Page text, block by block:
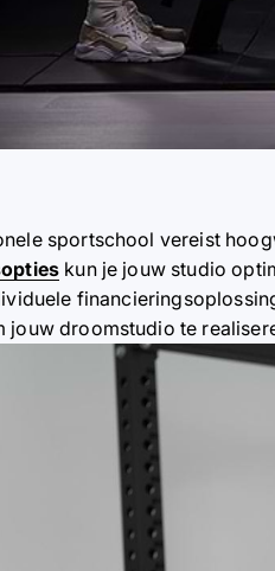
sportschool vereist
kun je jouw studio
jouw droomstudio te